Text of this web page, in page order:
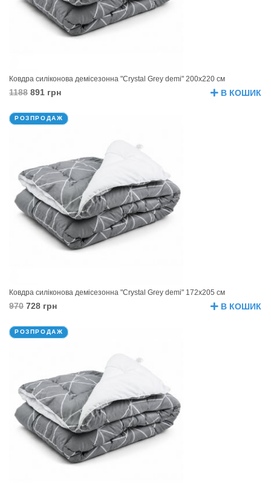
Ковдра силіконова демісезонна "Crystal Grey demi" 200х220 см
1188 891 грн В КОШИК
РОЗПРОДАЖ
Ковдра силіконова демісезонна "Crystal Grey demi" 172х205 см
970 728 грн В КОШИК
РОЗПРОДАЖ